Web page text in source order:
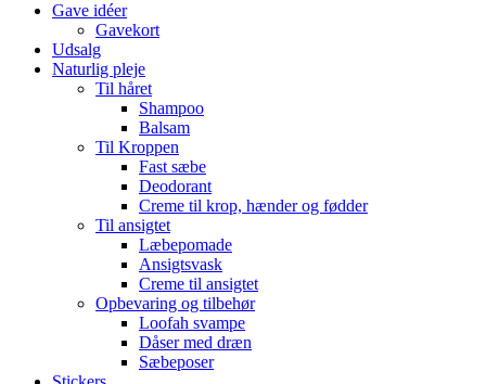
Gave idéer
Gavekort
Udsalg
Naturlig pleje
Til håret
Shampoo
Balsam
Til Kroppen
Fast sæbe
Deodorant
Creme til krop, hænder og fødder
Til ansigtet
Læbepomade
Ansigtsvask
Creme til ansigtet
Opbevaring og tilbehør
Loofah svampe
Dåser med dræn
Sæbeposer